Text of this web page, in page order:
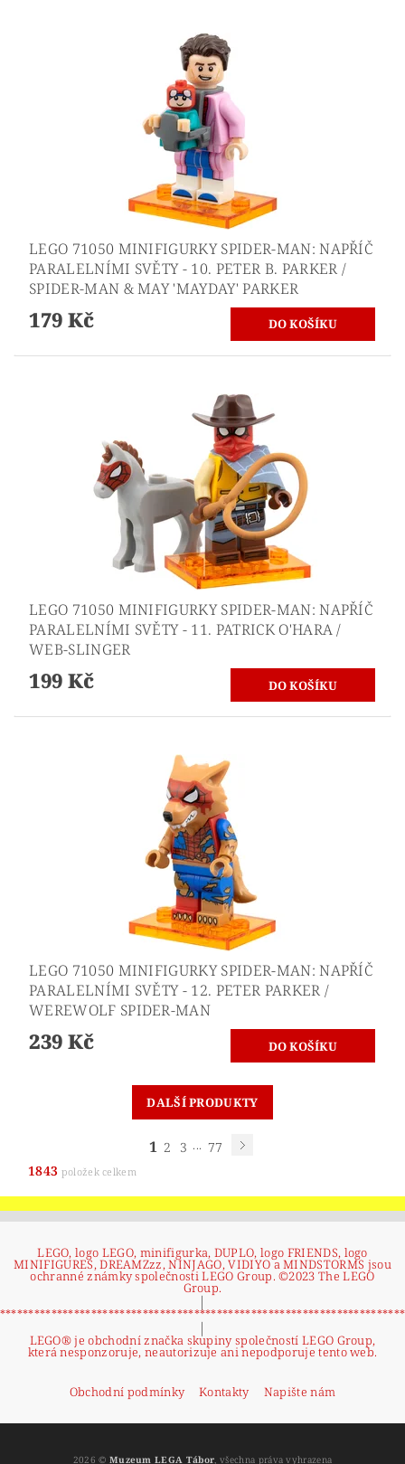
LEGO 71050 MINIFIGURKY SPIDER-MAN: NAPŘÍČ
PARALELNÍMI SVĚTY - 10. PETER B. PARKER /
SPIDER-MAN & MAY 'MAYDAY' PARKER
179 Kč
LEGO 71050 MINIFIGURKY SPIDER-MAN: NAPŘÍČ
PARALELNÍMI SVĚTY - 11. PATRICK O'HARA /
WEB-SLINGER
199 Kč
LEGO 71050 MINIFIGURKY SPIDER-MAN: NAPŘÍČ
PARALELNÍMI SVĚTY - 12. PETER PARKER /
WEREWOLF SPIDER-MAN
239 Kč
DALŠÍ PRODUKTY
1 2 3 ... 77
1843 položek celkem
LEGO, logo LEGO, minifigurka, DUPLO, logo FRIENDS, logo
MINIFIGURES, DREAMZzz, NINJAGO, VIDIYO a MINDSTORMS jsou
ochranné známky společnosti LEGO Group. ©2023 The LEGO
Group.
|
|
LEGO® je obchodní značka skupiny společností LEGO Group,
která nesponzoruje, neautorizuje ani nepodporuje tento web.
Obchodní podmínky Kontakty Napište nám
2026 © Muzeum LEGA Tábor , všechna práva vyhrazena